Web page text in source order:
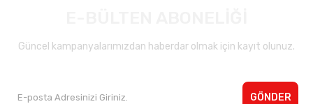
Güncel kampanyalarımızdan haberdar olmak için kayıt olunuz.
GÖNDER